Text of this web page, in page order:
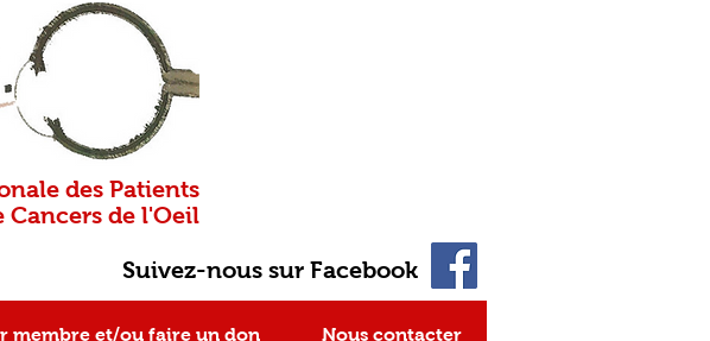
des Patients
Cancers de l'Oeil
Suivez-nous sur Facebook
membre et/ou faire un don Nous contacter